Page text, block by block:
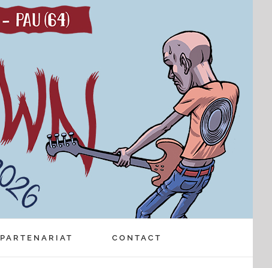
PARTENARIAT CONTACT